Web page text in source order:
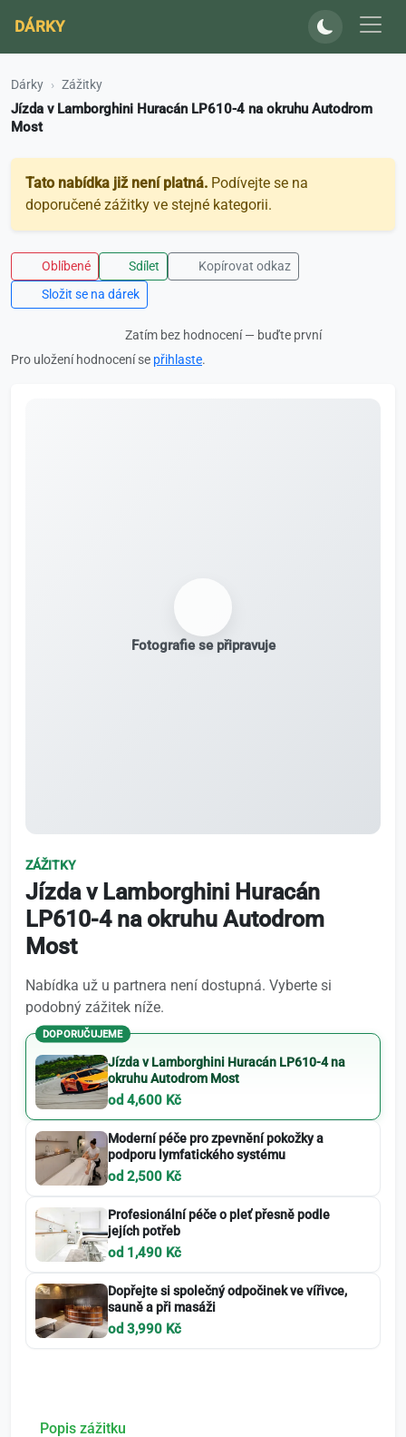
DÁRKY
Dárky Zážitky
Jízda v Lamborghini Huracán LP610-4 na okruhu Autodrom
Most
Tato nabídka již není platná. Podívejte se na
doporučené zážitky ve stejné kategorii.
Oblíbené Sdílet
Kopírovat odkaz
Složit se na dárek
Zatím bez hodnocení — buďte první
Pro uložení hodnocení se přihlaste.
Fotografie se připravuje
ZÁŽITKY
Jízda v Lamborghini Huracán
LP610-4 na okruhu Autodrom
Most
Nabídka už u partnera není dostupná. Vyberte si
podobný zážitek níže.
DOPORUČUJEME
Jízda v Lamborghini Huracán LP610-4 na
okruhu Autodrom Most
od 4,600 Kč
Moderní péče pro zpevnění pokožky a
podporu lymfatického systému
od 2,500 Kč
Profesionální péče o pleť přesně podle
jejích potřeb
od 1,490 Kč
Dopřejte si společný odpočinek ve vířivce,
sauně a při masáži
od 3,990 Kč
Popis zážitku